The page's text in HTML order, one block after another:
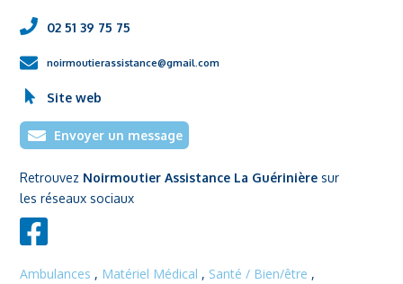
02 51 39 75 75
noirmoutierassistance@gmail.com
Site web
Envoyer un message
Retrouvez Noirmoutier Assistance La Guérinière sur
les réseaux sociaux
Ambulances , Matériel Médical , Santé / Bien/être ,